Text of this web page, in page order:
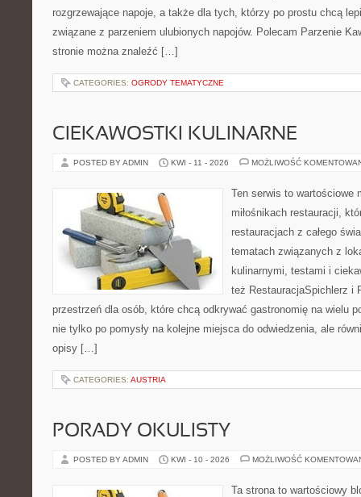
rozgrzewające napoje, a także dla tych, którzy po prostu chcą
związane z parzeniem ulubionych napojów. Polecam Parzenie
stronie można znaleźć […]
CATEGORIES: OGRODY TEMATYCZNE
CIEKAWOSTKI KULINARNE
POSTED BY ADMIN KWI - 11 - 2026 MOŻLIWOŚĆ
Ten serwis to wartościowe
miłośnikach restauracji,
restauracjach z całego
tematach związanych z
kulinarnymi, testami i
też RestauracjaSpichlerz i
przestrzeń dla osób, które chcą odkrywać gastronomię na wielu
nie tylko po pomysły na kolejne miejsca do odwiedzenia, ale
opisy […]
CATEGORIES: AUSTRIA
PORADY OKULISTY
POSTED BY ADMIN KWI - 10 - 2026 MOŻLIWOŚĆ
Ta strona to wartościowy